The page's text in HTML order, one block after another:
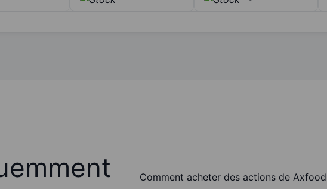
Comment acheter des actions de